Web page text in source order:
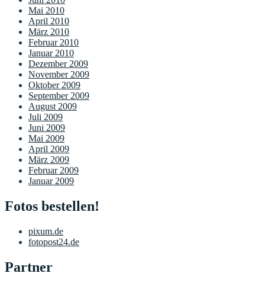
Mai 2010
April 2010
März 2010
Februar 2010
Januar 2010
Dezember 2009
November 2009
Oktober 2009
September 2009
August 2009
Juli 2009
Juni 2009
Mai 2009
April 2009
März 2009
Februar 2009
Januar 2009
Fotos bestellen!
pixum.de
fotopost24.de
Partner